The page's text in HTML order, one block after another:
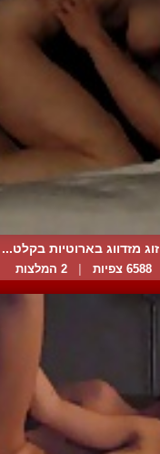
זוג מזדווג בארוטיות בקלט...
6588 צפיות 2 המלצות